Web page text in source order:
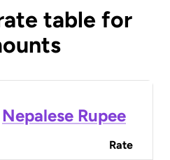
table for
Nepalese Rupee
Rate